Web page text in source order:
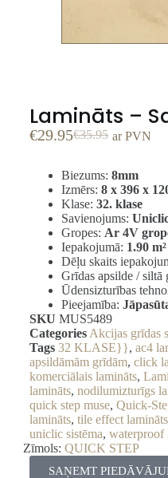
Lamināts –
€35.95
€29.95 ar PVN
Biezums: 8mm
Izmērs: 8 x 396 x
Klase: 32. klase
Savienojums:
Gropes: Ar 4V
Iepakojumā: 1.90 m²
Dēļu skaits
Grīdas apsilde / siltā
Ūdensizturības
Pieejamība:
SKU MUS5489
Categories Akcijas grīdas
Tags 32 KLASE}}, ac4
apsildāmām grīdām, click
komerciālais lamināts,
lamināts, nodilumizturīgs
quick step muse, Quick-
lamināts, tile effect lamināts
uniclic sistēma, waterproof
Zīmols: QUICK STEP
SAŅEMT